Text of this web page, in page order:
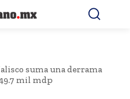
suma una derrama
mil mdp